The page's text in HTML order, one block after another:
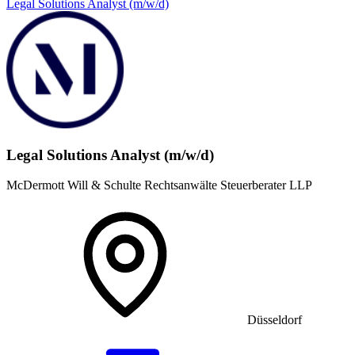
Legal Solutions Analyst (m/w/d)
Legal Solutions Analyst (m/w/d)
McDermott Will & Schulte Rechtsanwälte Steuerberater LLP
Düsseldorf